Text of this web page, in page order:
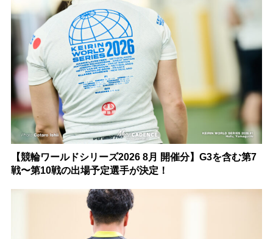
【競輪ワールドシリーズ2026 8月 開催分】G3を含む第7
戦〜第10戦の出場予定選手が決定！